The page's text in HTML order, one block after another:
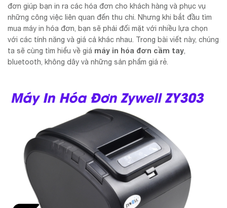
đơn giúp bạn in ra các hóa đơn cho khách hàng và phục vụ
những công việc liên quan đến thu chi. Nhưng khi bắt đầu tìm
mua máy in hóa đơn, bạn sẽ phải đối mặt với nhiều lựa chọn
với các tính năng và giá cả khác nhau. Trong bài viết này, chúng
ta sẽ cùng tìm hiểu về giá máy in hóa đơn cầm tay
bluetooth, không dây và những sản phẩm giá rẻ.